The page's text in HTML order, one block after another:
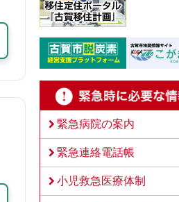
緊急病院の案内
緊急連絡電話帳
小児救急医療体制